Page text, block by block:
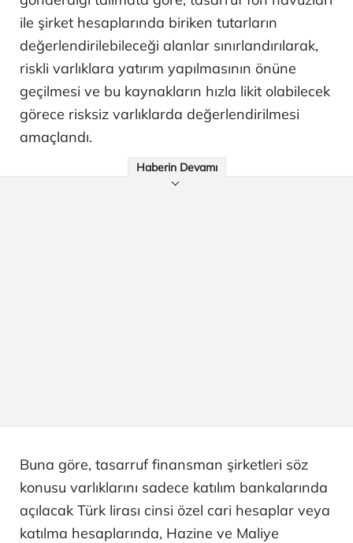
ile şirket hesaplarında biriken tutarların
değerlendirilebileceği alanlar sınırlandırılarak,
riskli varlıklara yatırım yapılmasının önüne
geçilmesi ve bu kaynakların hızla likit olabilecek
görece risksiz varlıklarda değerlendirilmesi
amaçlandı.
Haberin Devamı
Buna göre, tasarruf finansman şirketleri söz
konusu varlıklarını sadece katılım bankalarında
açılacak Türk lirası cinsi özel cari hesaplar veya
katılma hesaplarında, Hazine ve Maliye